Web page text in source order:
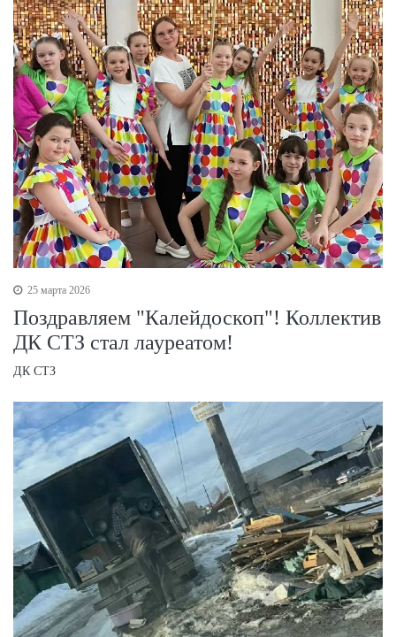
25 марта 2026
Поздравляем "Калейдоскоп"! Коллектив
ДК СТЗ стал лауреатом!
ДК СТЗ